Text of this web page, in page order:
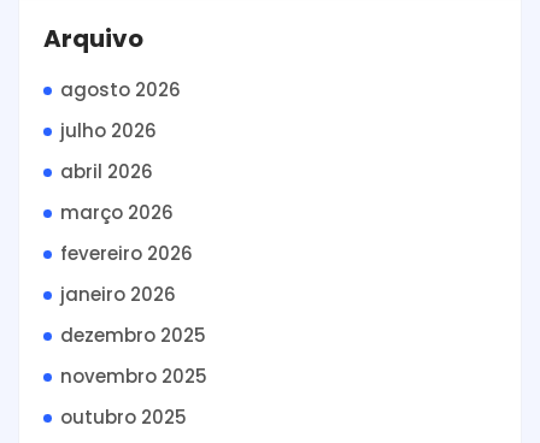
Arquivo
agosto 2026
julho 2026
abril 2026
março 2026
fevereiro 2026
janeiro 2026
dezembro 2025
novembro 2025
outubro 2025